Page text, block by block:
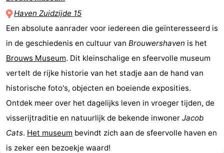
Haven Zuidzijde 15
Een absolute aanrader voor iedereen die geïnteresseerd is
in de geschiedenis en cultuur van Brouwershaven is het
Brouws Museum. Dit kleinschalige en sfeervolle museum
vertelt de rijke historie van het stadje aan de hand van
historische foto's, objecten en boeiende exposities.
Ontdek meer over het dagelijks leven in vroeger tijden, de
visserijtraditie en natuurlijk de bekende inwoner Jacob
Cats. Het museum bevindt zich aan de sfeervolle haven en
is zeker een bezoekje waard!